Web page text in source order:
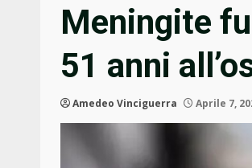
Meningite
51 anni
Amedeo Vinciguerra Aprile 7,